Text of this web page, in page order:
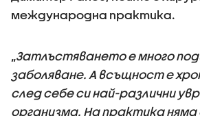
международна практика.
„Затлъстяването е много
заболяване. А всъщност е
след себе си най-различни
организма. На практика